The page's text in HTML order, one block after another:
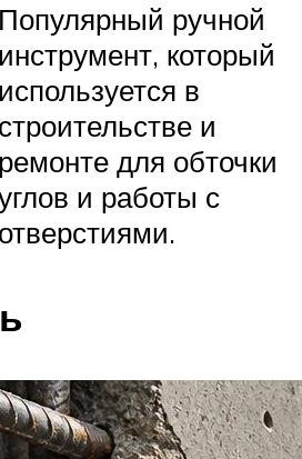
Популярный ручной
инструмент, который
используется в
строительстве и
ремонте для обточки
и работы с
отверстиями.